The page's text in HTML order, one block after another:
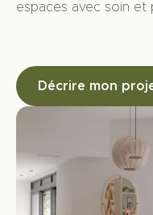
espaces avec soin et
Décrire mon